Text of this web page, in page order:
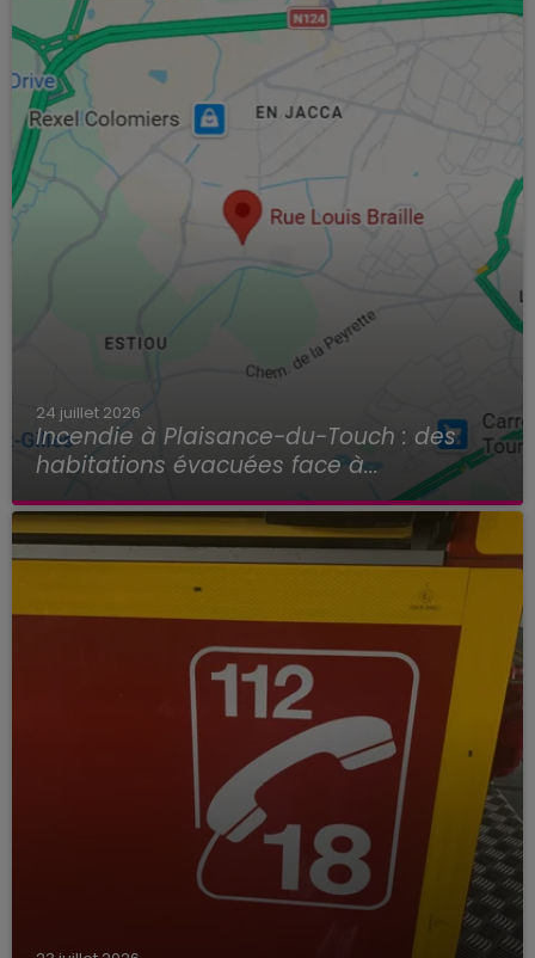
24 juillet 2026
Incendie à Plaisance-du-Touch : des
habitations évacuées face à...